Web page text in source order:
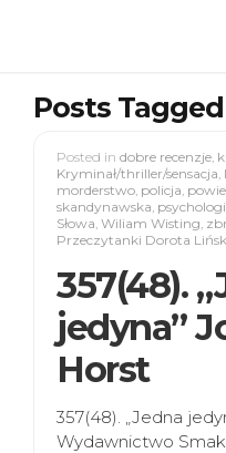
Posts
Posted in dobre recenzje,
Kryminał/thriller/sensacja,
morderstwo, policja,
skandynawska,
Słowa, Wiliam Wisting,
Przeczytanki Dorota
357(48).
jedyna”
Horst
357(48). „Jedna
Wydawnictwo Smak